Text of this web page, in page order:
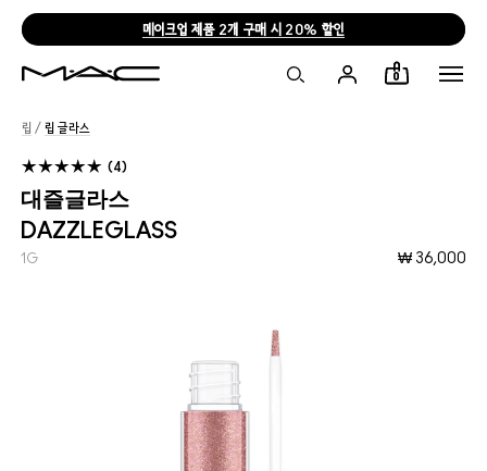
메이크업 제품 2개 구매 시 20% 할인
0
립 / 립 글라스
대즐글라스
DAZZLEGLASS
₩ 36,000
1G
4